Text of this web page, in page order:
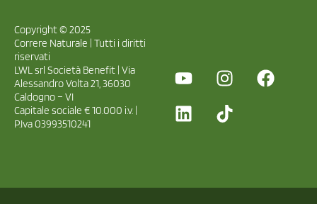
Copyright © 2025
Correre Naturale | Tutti i diritti
riservati
LWL srl Società Benefit | Via
Alessandro Volta 21, 36030
Caldogno – VI
Capitale sociale € 10.000 i.v. |
P.Iva 03993510241